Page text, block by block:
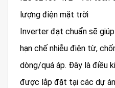
lượng điện mặt trời
Inverter đạt chuẩn sẽ
hạn chế nhiễu điện từ,
dòng/quá áp. Đây là điều
được lắp đặt tại các dự